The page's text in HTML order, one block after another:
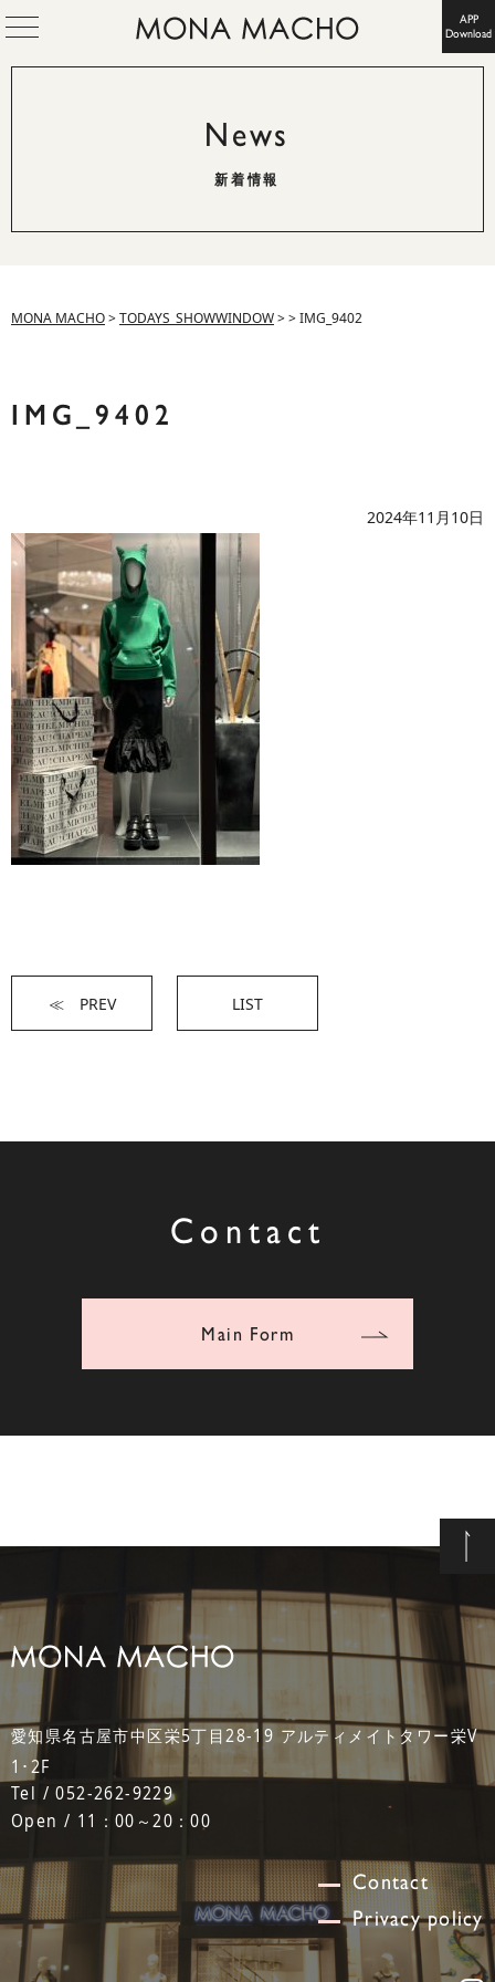
APP
Download
News
新着情報
MONA MACHO>TODAYS_SHOWWINDOW>>IMG_9402
IMG_9402
2024年11月10日
≪ PREV LIST
Contact
Main Form
愛知県名古屋市中区栄5丁目28-19 アルティメイトタワー栄V
1･2F
Tel / 052-262-9229
Open / 11：00～20：00
Contact
Privacy policy